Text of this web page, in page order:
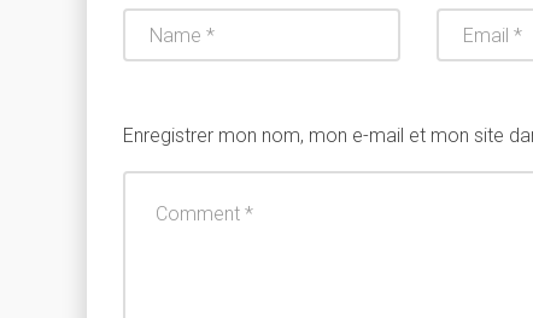
Enregistrer mon nom, mon e-mail et mon site